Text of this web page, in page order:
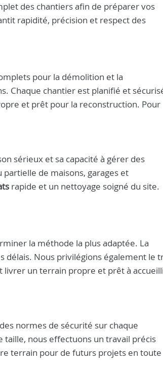
des chantiers afin de préparer vos
rapidité, précision et respect des
pour la démolition et la
Chaque chantier est planifié et
et prêt pour la reconstruction. Pour
sérieux et sa capacité à gérer des
de maisons, garages et
rapide et un nettoyage soigné du site.
la méthode la plus adaptée. La
délais. Nous privilégions également le
livrer un terrain propre et prêt à
normes de sécurité sur chaque
taille, nous effectuons un travail précis
terrain pour de futurs projets en toute